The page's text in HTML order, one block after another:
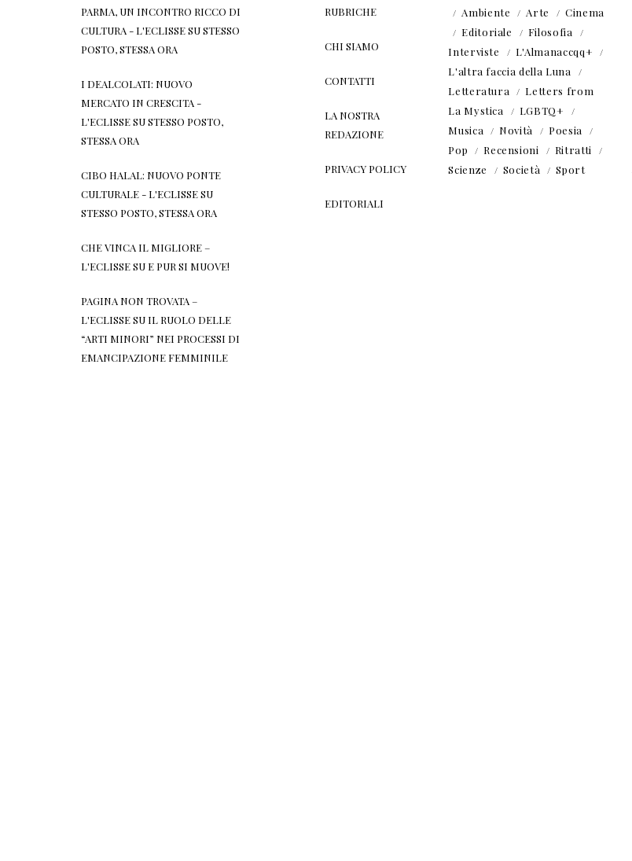
PARMA, UN INCONTRO RICCO DI
CULTURA - L'ECLISSESUSTESSO
POSTO, STESSA ORA
I DEALCOLATI: NUOVO
MERCATO IN CRESCITA -
L'ECLISSESUSTESSO POSTO,
STESSA ORA
CIBO HALAL: NUOVO PONTE
CULTURALE - L'ECLISSESU
STESSO POSTO, STESSA ORA
CHE VINCA IL MIGLIORE –
L'ECLISSESU E PUR SI MUOVE!
PAGINA NON TROVATA –
L'ECLISSESU IL RUOLO DELLE
“ARTI MINORI” NEI PROCESSI DI
EMANCIPAZIONE FEMMINILE
RUBRICHE
CHI SIAMO
CONTATTI
LA NOSTRA
REDAZIONE
PRIVACY POLICY
EDITORIALI
Ambiente
Arte
Cinema
Editoriale
Filosofia
Interviste
L'Almanaccqq+
L'altra faccia della Luna
Letteratura
Letters from
La Mystica
LGBTQ+
Musica
Novità
Poesia
Pop
Recensioni
Ritratti
Scienze
Società Sport